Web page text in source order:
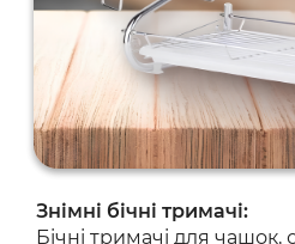
Знімні бічні тримачі:
Бічні тримачі для чашок,